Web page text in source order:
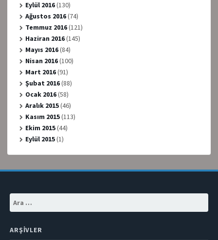
Eylül 2016(130)
Ağustos 2016(74)
Temmuz 2016(121)
Haziran 2016(145)
Mayıs 2016(84)
Nisan 2016(100)
Mart 2016(91)
Şubat 2016(88)
Ocak 2016(58)
Aralık 2015(46)
Kasım 2015(113)
Ekim 2015(44)
Eylül 2015(1)
ARŞIVLER